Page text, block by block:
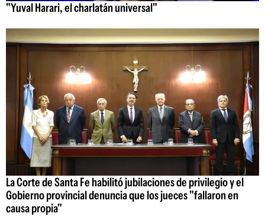
"Yuval Harari, el charlatán universal"
La Corte de Santa Fe habilitó jubilaciones de privilegio y el
Gobierno provincial denuncia que los jueces "fallaron en
causa propia"